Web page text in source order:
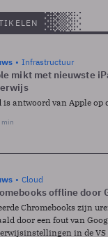
Infrastructuur
mikt met nieuwste
is antwoord van Apple op
min
Cloud
offline door
Chromebooks zijn
door een fout van
in de VS